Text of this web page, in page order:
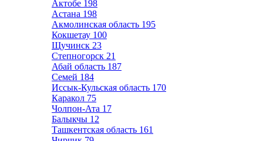
Актобе 198
Астана 198
Акмолинская область 195
Кокшетау 100
Щучинск 23
Степногорск 21
Абай область 187
Семей 184
Иссык-Кульская область 170
Каракол 75
Чолпон-Ата 17
Балыкчы 12
Ташкентская область 161